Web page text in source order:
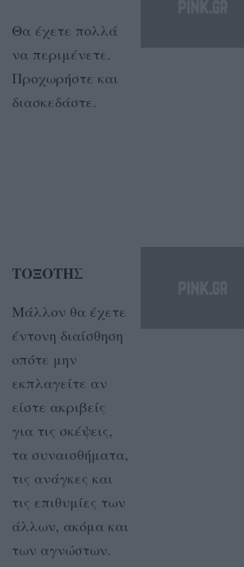
Θα έχετε πολλά
να περιμένετε.
Προχωρήστε και
διασκεδάστε.
ΤΟΞΟΤΗΣ
Μάλλον θα έχετε
έντονη διαίσθηση
οπότε μην
εκπλαγείτε αν
είστε ακριβείς
για τις σκέψεις,
τα συναισθήματα,
τις ανάγκες και
τις επιθυμίες των
άλλων, ακόμα και
των αγνώστων.